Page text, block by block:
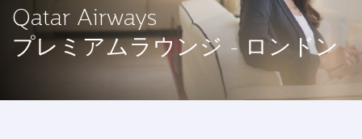
Qatar Airways
プレミアムラウンジ - ロンドン